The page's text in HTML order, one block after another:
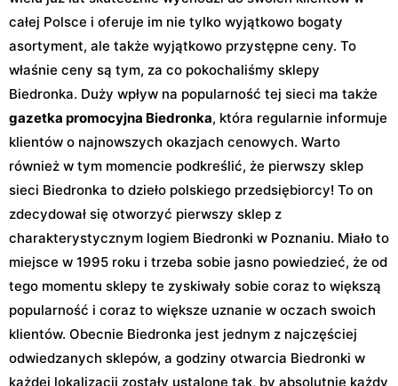
całej Polsce i oferuje im nie tylko wyjątkowo bogaty
asortyment, ale także wyjątkowo przystępne ceny. To
właśnie ceny są tym, za co pokochaliśmy sklepy
Biedronka. Duży wpływ na popularność tej sieci ma także
gazetka promocyjna Biedronka, która regularnie informuje
klientów o najnowszych okazjach cenowych. Warto
również w tym momencie podkreślić, że pierwszy sklep
sieci Biedronka to dzieło polskiego przedsiębiorcy! To on
zdecydował się otworzyć pierwszy sklep z
charakterystycznym logiem Biedronki w Poznaniu. Miało to
miejsce w 1995 roku i trzeba sobie jasno powiedzieć, że od
tego momentu sklepy te zyskiwały sobie coraz to większą
popularność i coraz to większe uznanie w oczach swoich
klientów. Obecnie Biedronka jest jednym z najczęściej
odwiedzanych sklepów, a godziny otwarcia Biedronki w
każdej lokalizacji zostały ustalone tak, by absolutnie każdy